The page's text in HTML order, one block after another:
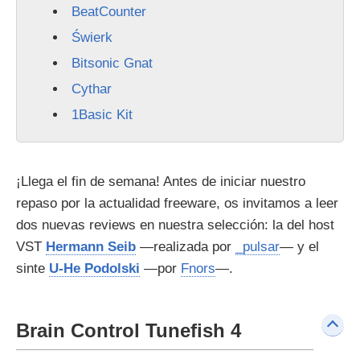
BeatCounter
Świerk
Bitsonic Gnat
Cythar
1Basic Kit
¡Llega el fin de semana! Antes de iniciar nuestro
repaso por la actualidad freeware, os invitamos a leer
dos nuevas reviews en nuestra selección: la del host
VST Hermann Seib —realizada por _pulsar— y el
sinte U-He Podolski —por Fnors—.
Brain Control Tunefish 4